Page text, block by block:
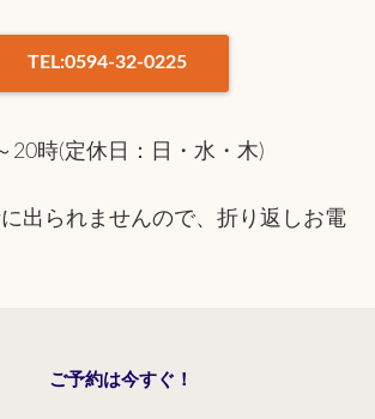
TEL:0594-32-0225
20時(定休日：日・水・木)
出られませんので、折り返しお電
ご予約は今すぐ！